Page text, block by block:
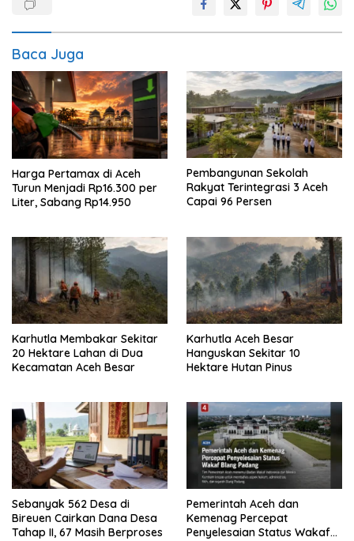
Baca Juga
Harga Pertamax di Aceh
Turun Menjadi Rp16.300 per
Liter, Sabang Rp14.950
Pembangunan Sekolah
Rakyat Terintegrasi 3 Aceh
Capai 96 Persen
Karhutla Membakar Sekitar
20 Hektare Lahan di Dua
Kecamatan Aceh Besar
Karhutla Aceh Besar
Hanguskan Sekitar 10
Hektare Hutan Pinus
Sebanyak 562 Desa di
Bireuen Cairkan Dana Desa
Tahap II, 67 Masih Berproses
Pemerintah Aceh dan
Kemenag Percepat
Penyelesaian Status Wakaf